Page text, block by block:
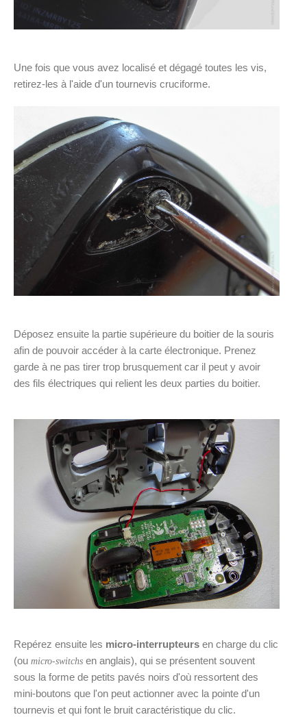
Une fois que vous avez localisé et dégagé toutes les vis,
retirez-les à l'aide d'un tournevis cruciforme.
Déposez ensuite la partie supérieure du boitier de la souris
afin de pouvoir accéder à la carte électronique. Prenez
garde à ne pas tirer trop brusquement car il peut y avoir
des fils électriques qui relient les deux parties du boitier.
Repérez ensuite les micro-interrupteurs en charge du clic
(ou micro-switchs en anglais), qui se présentent souvent
sous la forme de petits pavés noirs d'où ressortent des
mini-boutons que l'on peut actionner avec la pointe d'un
tournevis et qui font le bruit caractéristique du clic.